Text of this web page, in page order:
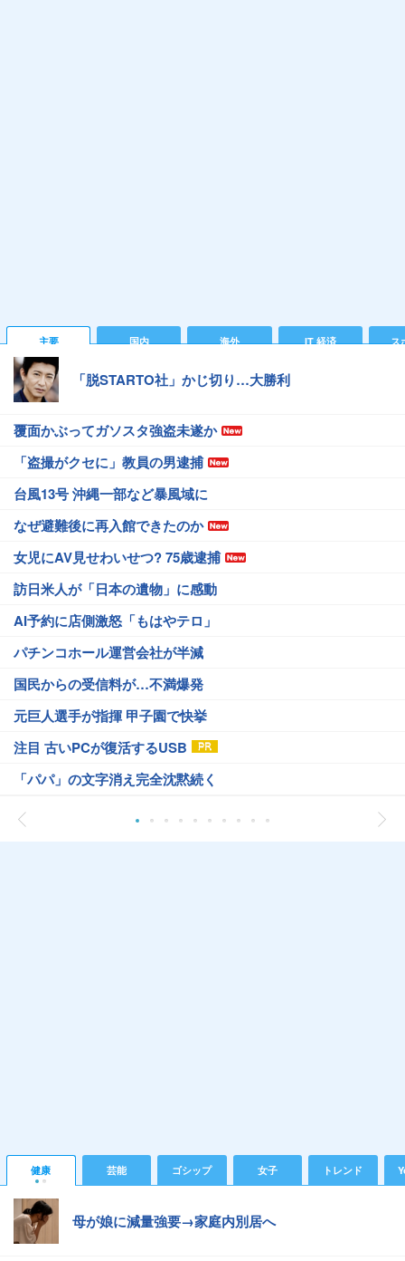
主要 国内 海外 IT 経済 ス
「脱STARTO社」かじ切り…大勝利
覆面かぶってガソスタ強盗未遂か
「盗撮がクセに」教員の男逮捕
台風13号 沖縄一部など暴風域に
なぜ避難後に再入館できたのか
女児にAV見せわいせつ? 75歳逮捕
訪日米人が「日本の遺物」に感動
AI予約に店側激怒「もはやテロ」
パチンコホール運営会社が半減
国民からの受信料が…不満爆発
元巨人選手が指揮 甲子園で快挙
注目 古いPCが復活するUSB
「パパ」の文字消え完全沈黙続く
健康 芸能 ゴシップ 女子 トレンド
母が娘に減量強要→家庭内別居へ